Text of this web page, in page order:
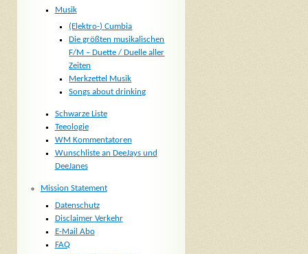
Musik
(Elektro-) Cumbia
Die größten musikalischen
F/M – Duette / Duelle aller
Zeiten
Merkzettel Musik
Songs about drinking
Schwarze Liste
Teeologie
WM Kommentatoren
Wunschliste an DeeJays und
DeeJanes
Mission Statement
Datenschutz
Disclaimer Verkehr
E-Mail Abo
FAQ